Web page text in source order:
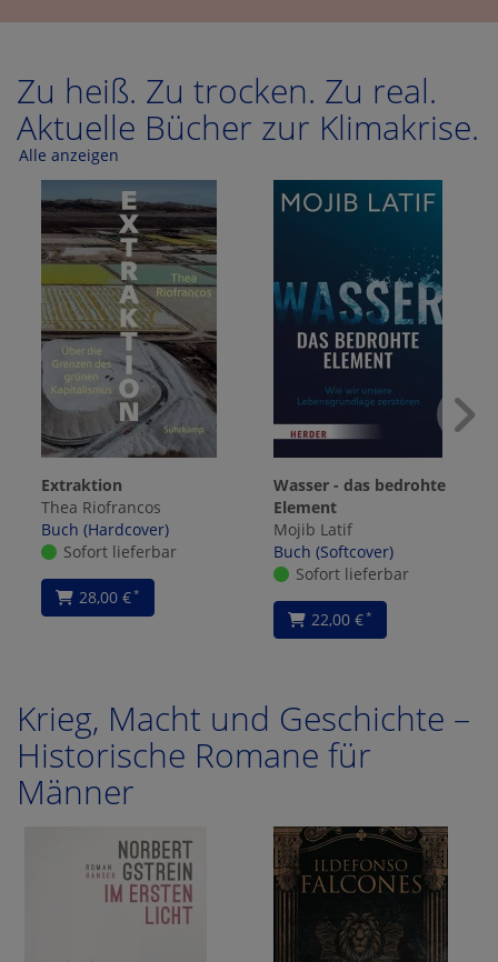
Zu heiß. Zu trocken. Zu real.
Aktuelle Bücher zur Klimakrise.
Alle anzeigen
Extraktion
Thea Riofrancos
Buch (Hardcover)
Sofort lieferbar
28,00 €*
Wasser - das bedrohte
Element
Mojib Latif
Buch (Softcover)
Sofort lieferbar
22,00 €*
Krieg, Macht und Geschichte –
Historische Romane für
Männer